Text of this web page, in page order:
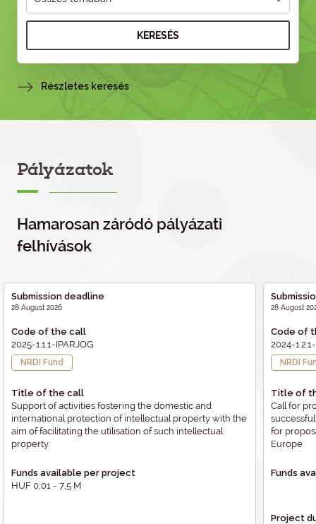
KERESÉS
Részletes keresés
Pályázatok
Hamarosan záródó pályázati
felhívások
Submission deadline
28 August 2026
Code of the call
2025-1.1.1-IPARJOG
NRDI Fund
Title of the call
Support of activities fostering the domestic and
international protection of intellectual property with the
aim of facilitating the utilisation of such intellectual
property
Funds available per project
HUF 0,01 - 7,5 M
28 August
Code of
2024-
NRDI
Title of
Call for
for
Europe
Funds
Project